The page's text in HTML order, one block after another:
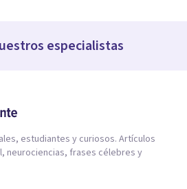
especialistas
estudiantes y curiosos. Artículos
neurociencias, frases célebres y